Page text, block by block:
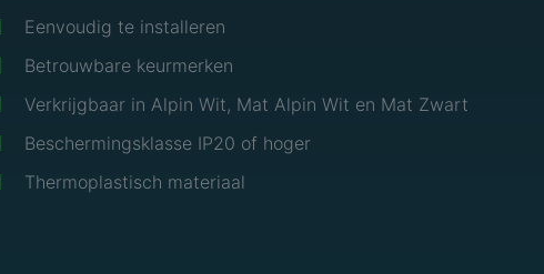
Eenvoudig te installeren
Betrouwbare keurmerken
Verkrijgbaar in Alpin Wit, Mat Alpin Wit en Mat Zwart
Beschermingsklasse IP20 of hoger
Thermoplastisch materiaal